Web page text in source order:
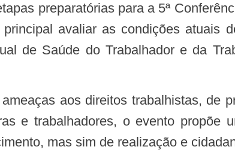
avaliar as condições atuais
de Saúde do Trabalhador e da
e trabalhadores, o evento propõe
mas sim de realização e